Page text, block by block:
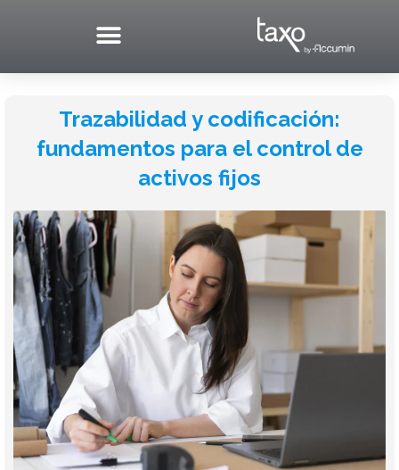
Trazabilidad y codificación:
fundamentos para el control de
activos fijos